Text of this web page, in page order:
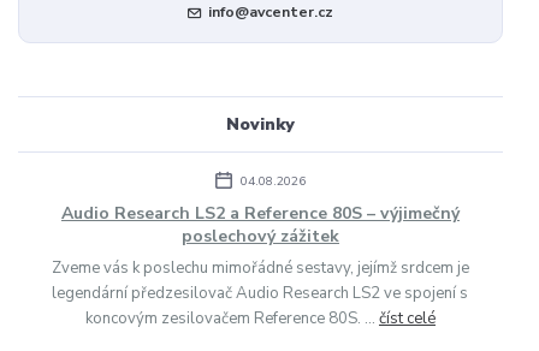
info@avcenter.cz
Novinky
04.08.2026
Audio Research LS2 a Reference 80S – výjimečný
poslechový zážitek
Zveme vás k poslechu mimořádné sestavy, jejímž srdcem je
legendární předzesilovač Audio Research LS2 ve spojení s
koncovým zesilovačem Reference 80S. ... číst celé